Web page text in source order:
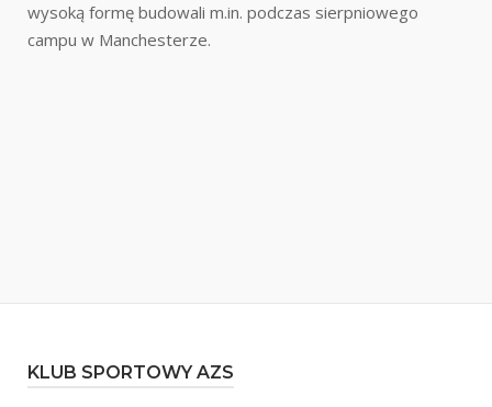
wysoką formę budowali m.in. podczas sierpniowego
campu w Manchesterze.
KLUB SPORTOWY AZS